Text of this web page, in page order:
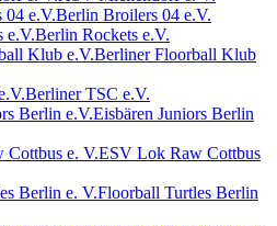
Berlin Broilers 04 e.V.
Berlin Rockets e.V.
Berliner Floorball Klub
Berliner TSC e.V.
Eisbären Juniors Berlin
ESV Lok Raw Cottbus
Floorball Turtles Berlin